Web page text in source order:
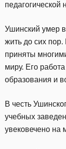
педагогической
Ушинский умер
жить до сих
приняты
миру. Его
образования и
В честь
учебных
увековечено на